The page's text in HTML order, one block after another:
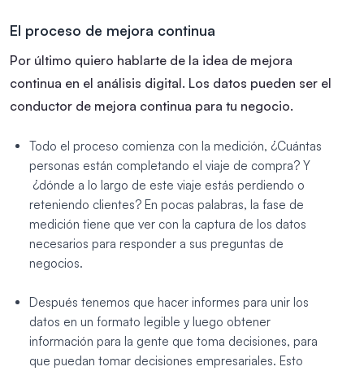
El proceso de mejora continua
Por último quiero hablarte de la idea de mejora
continua en el análisis digital. Los datos pueden ser el
conductor de mejora continua para tu negocio.
Todo el proceso comienza con la medición, ¿Cuántas
personas están completando el viaje de compra? Y
¿dónde a lo largo de este viaje estás perdiendo o
reteniendo clientes? En pocas palabras, la fase de
medición tiene que ver con la captura de los datos
necesarios para responder a sus preguntas de
negocios.
Después tenemos que hacer informes para unir los
datos en un formato legible y luego obtener
información para la gente que toma decisiones, para
que puedan tomar decisiones empresariales. Esto